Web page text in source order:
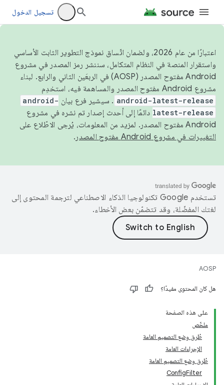
تسجيل الدخول
اعتبارًا من عام 2026، ولضمان اتّساق نموذج التطوير الثابت الأساسي
واستقرار المنصة في النظام المتكامل، سننشر رمز المصدر في مشروع
Android مفتوح المصدر (AOSP) في الربعَين الثاني والرابع. لبناء
مشروع Android مفتوح المصدر والمساهمة فيه، استخدِم
android-latest-release . سيشير فرع بيان android-
latest-release دائمًا إلى أحدث إصدار تم نشره في مشروع
Android مفتوح المصدر. لمزيد من المعلومات، يُرجى الاطّلاع على
التغييرات في مشروع Android مفتوح المصدر
.
تستخدم Google تكنولوجيا الذكاء الاصطناعي لترجمة المحتوى إلى
لغتك المفضّلة، وقد تتضمّن بعض الأخطاء.
AOSP
هل كان المحتوى مفيدًا؟
على هذه الصفحة
ملخّص
طُرق وضع التصميم العامة
الإجراءات العامة
طُرق وضع التصميم العامة
ConfigFilter